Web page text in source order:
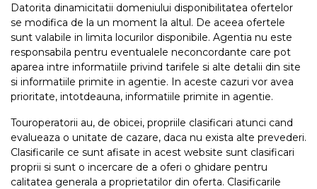
Datorita dinamicitatii domeniului disponibilitatea ofertelor
se modifica de la un moment la altul. De aceea ofertele
sunt valabile in limita locurilor disponibile. Agentia nu este
responsabila pentru eventualele neconcordante care pot
aparea intre informatiile privind tarifele si alte detalii din site
si informatiile primite in agentie. In aceste cazuri vor avea
prioritate, intotdeauna, informatiile primite in agentie.
Touroperatorii au, de obicei, propriile clasificari atunci cand
evalueaza o unitate de cazare, daca nu exista alte prevederi.
Clasificarile ce sunt afisate in acest website sunt clasificari
proprii si sunt o incercare de a oferi o ghidare pentru
calitatea generala a proprietatilor din oferta. Clasificarile